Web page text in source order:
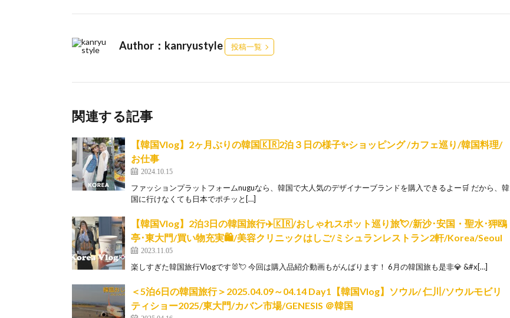
Author：kanryustyle 投稿一覧
関連する記事
【韓国Vlog】2ヶ月ぶりの韓国🇰🇷2泊３日の様子✨ショッピング /カフェ巡り/韓国料理/
お仕事
2024.10.15
ファッションプラットフォームnuguなら、韓国で大人気のデザイナーブランドを購入できるよー🛒 だから、韓
国に行けなくても日本でポチッと[…]
【韓国Vlog】2泊3日の韓国旅行✈️🇰🇷/おしゃれスポット巡り旅💘/新沙･安国・聖水･狎鴎
亭･東大門/買い物充実🛍️/美容クリニックはしご/ミシュランレストラン2軒/Korea/Seoul
2023.11.05
楽しすぎた韓国旅行Vlogです🐰💘 今回は購入品紹介動画もがんばります！ 6月の韓国旅も是非💎 &#x[…]
＜5泊6日の韓国旅行＞2025.04.09～04.14 Day1【韓国Vlog】ソウル/ 仁川/ソウルモビリ
ティショー2025/東大門/カバン市場/GENESIS ＠韓国